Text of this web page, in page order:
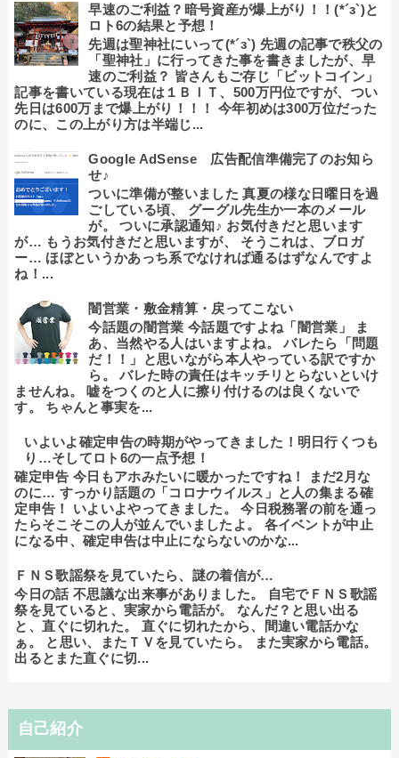
早速のご利益？暗号資産が爆上がり！！(*´з`)と
ロト6の結果と予想！
先週は聖神社にいって(*´з`) 先週の記事で秩父の
「聖神社」に行ってきた事を書きましたが、早
速のご利益？ 皆さんもご存じ「ビットコイン」
記事を書いている現在は１ＢＩＴ、500万円位ですが、つい
先日は600万まで爆上がり！！！ 今年初めは300万位だった
のに、この上がり方は半端じ...
Google AdSense 広告配信準備完了のお知ら
せ♪
ついに準備が整いました 真夏の様な日曜日を過
ごしている頃、 グーグル先生か一本のメール
が。 ついに承認通知♪ お気付きだと思います
が… もうお気付きだと思いますが、 そうこれは、ブロガ
ー… ほぼというかあっち系でなければ通るはずなんですよ
ね！...
闇営業・敷金精算・戻ってこない
今話題の闇営業 今話題ですよね「闇営業」 ま
あ、当然やる人はいますよね。 バレたら「問題
だ！！」と思いながら本人やっている訳ですか
ら。 バレた時の責任はキッチリとらないといけ
ませんね。 嘘をつくのと人に擦り付けるのは良くないで
す。 ちゃんと事実を...
いよいよ確定申告の時期がやってきました！明日行くつも
り…そしてロト6の一点予想！
確定申告 今日もアホみたいに暖かったですね！ まだ2月な
のに… すっかり話題の「コロナウイルス」と人の集まる確
定申告！ いよいよやってきました。 今日税務署の前を通っ
たらそこそこの人が並んでいましたよ。 各イベントが中止
になる中、確定申告は中止にならないのかな...
ＦＮＳ歌謡祭を見ていたら、謎の着信が…
今日の話 不思議な出来事がありました。 自宅でＦＮＳ歌謡
祭を見ていると、実家から電話が。 なんだ？と思い出る
と、直ぐに切れた。 直ぐに切れたから、間違い電話かな
ぁ。 と思い、またＴＶを見ていたら。 また実家から電話。
出るとまた直ぐに切...
自己紹介